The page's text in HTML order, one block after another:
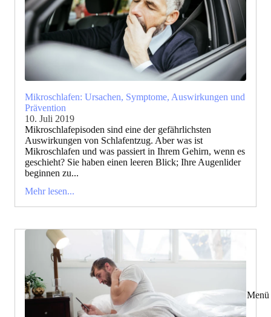
Menü
Mikroschlafen: Ursachen, Symptome, Auswirkungen und
Prävention
10. Juli 2019
Mikroschlafepisoden sind eine der gefährlichsten
Auswirkungen von Schlafentzug. Aber was ist
Mikroschlafen und was passiert in Ihrem Gehirn, wenn es
geschieht? Sie haben einen leeren Blick; Ihre Augenlider
beginnen zu...
Mehr lesen...